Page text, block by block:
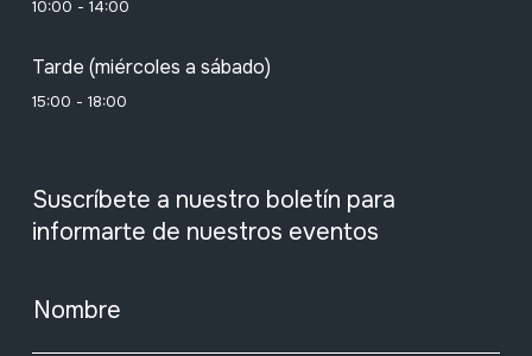
10:00 - 14:00
Tarde (miércoles a sábado)
15:00 - 18:00
Suscríbete a nuestro boletín para
informarte de nuestros eventos
Nombre